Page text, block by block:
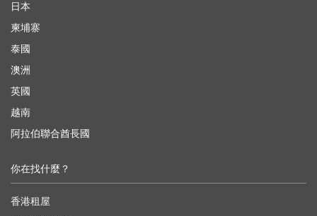
日本
柬埔寨
泰國
澳洲
英國
越南
阿拉伯聯合酋長國
你在找什麼？
香港租屋